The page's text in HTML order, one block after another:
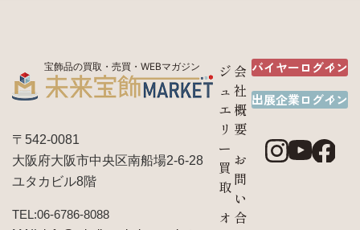
宝飾品の買取・売買・WEBマガジン
〒542-0081
大阪府大阪市中央区南船場2-6-28
ユタカビル8階
TEL:06-6786-8088
ジ
ュ
エ
リ
ー
買
取
オ
会
社
概
要
お
問
い
合
バイヤーログイン
出展企業ログイン